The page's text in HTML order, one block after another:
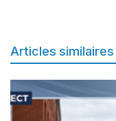
Articles similaires